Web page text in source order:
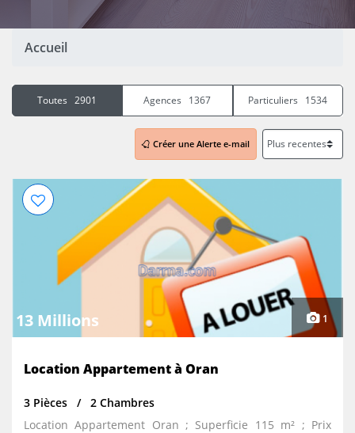
Accueil
Toutes 2901 Agences 1367 Particuliers 1534
Créer une Alerte e-mail
13 Millions 1
Location Appartement à Oran
3 Pièces
2 Chambres
Location Appartement Oran ; Superficie 115 m² ; Prix